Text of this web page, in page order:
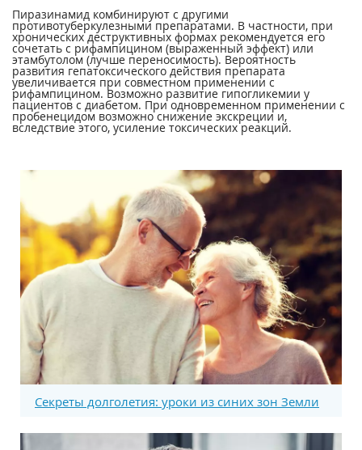
Пиразинамид комбинируют с другими
противотуберкулезными препаратами. В частности, при
хронических деструктивных формах рекомендуется его
сочетать с рифампицином (выраженный эффект) или
этамбутолом (лучше переносимость). Вероятность
развития гепатоксического действия препарата
увеличивается при совместном применении с
рифампицином. Возможно развитие гипогликемии у
пациентов с диабетом. При одновременном применении с
пробенецидом возможно снижение экскреции и,
вследствие этого, усиление токсических реакций.
Секреты долголетия: уроки из синих зон Земли